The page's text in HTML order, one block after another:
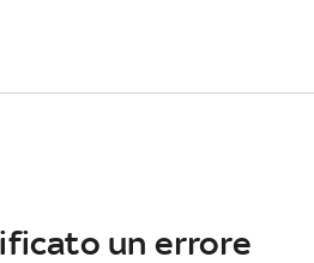
un errore